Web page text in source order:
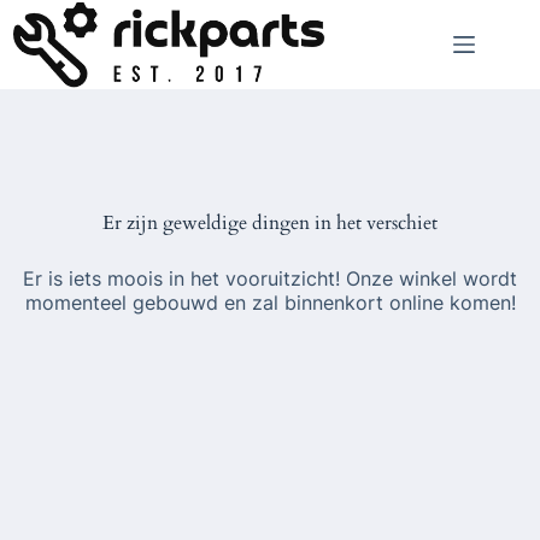
naar
de
inhoud
Er zijn geweldige dingen in het verschiet
Er is iets moois in het vooruitzicht! Onze winkel wordt
momenteel gebouwd en zal binnenkort online komen!